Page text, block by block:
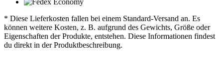
* Diese Lieferkosten fallen bei einem Standard-Versand an. Es
können weitere Kosten, z. B. aufgrund des Gewichts, Größe oder
Eigenschaften der Produkte, entstehen. Diese Informationen findest
du direkt in der Produktbeschreibung.